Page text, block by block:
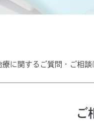
療に関するご質問・ご相
ご